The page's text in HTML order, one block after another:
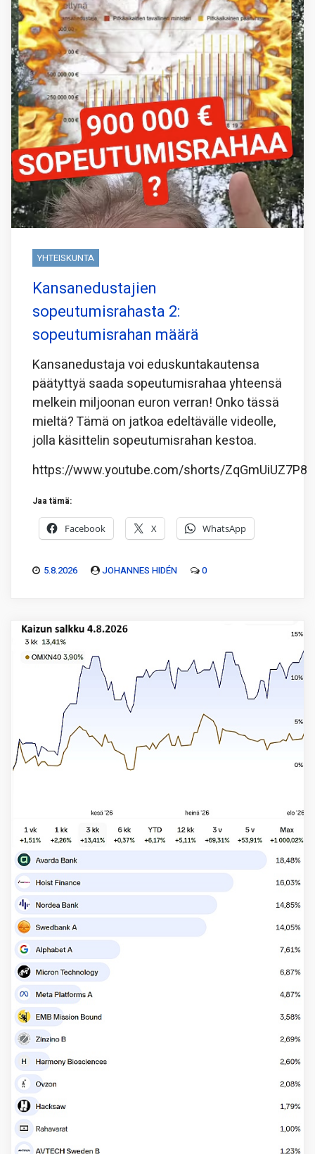
YHTEISKUNTA
Kansanedustajien
sopeutumisrahasta 2:
sopeutumisrahan määrä
Kansanedustaja voi eduskuntakautensa
päätyttyä saada sopeutumisrahaa yhteensä
melkein miljoonan euron verran! Onko tässä
mieltä? Tämä on jatkoa edeltävälle videolle,
jolla käsittelin sopeutumisrahan kestoa.
https://www.youtube.com/shorts/ZqGmUiUZ7P8
Jaa tämä:
Facebook X WhatsApp
5.8.2026 JOHANNES HIDÉN 0